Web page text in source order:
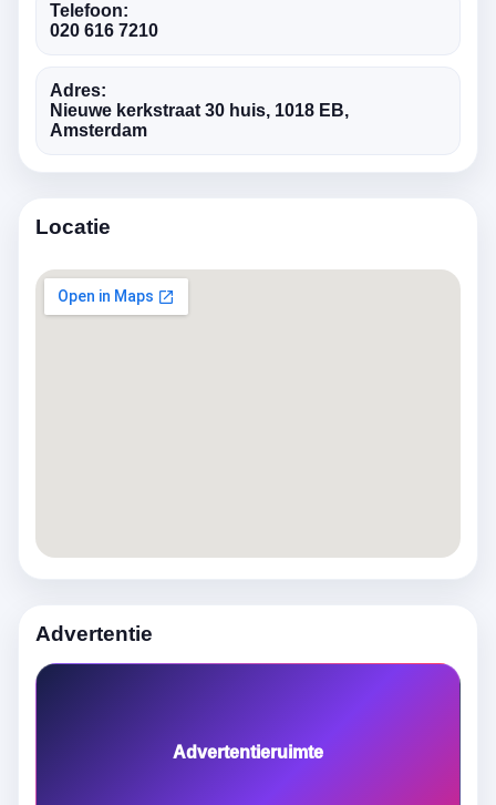
Telefoon:
020 616 7210
Adres:
Nieuwe kerkstraat 30 huis, 1018 EB,
Amsterdam
Locatie
Advertentie
Advertentieruimte